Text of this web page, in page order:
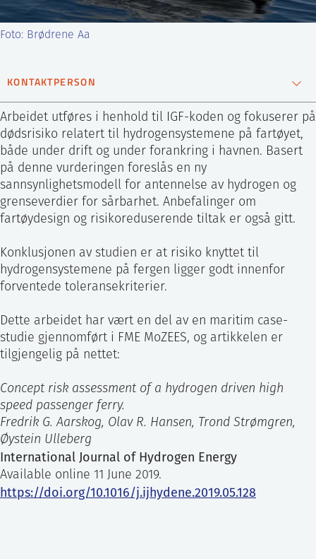
IFE
PRESSE ENGLISH
Foto: Brødrene Aa
KONTAKTPERSON
99586453
Send epost
Øystein Ulleberg
Forskningssjef
Arbeidet utføres i henhold til IGF-koden og fokuserer på
dødsrisiko relatert til hydrogensystemene på fartøyet,
både under drift og under forankring i havnen. Basert
på denne vurderingen foreslås en ny
sannsynlighetsmodell for antennelse av hydrogen og
grenseverdier for sårbarhet. Anbefalinger om
fartøydesign og risikoreduserende tiltak er også gitt.
Konklusjonen av studien er at risiko knyttet til
hydrogensystemene på fergen ligger godt innenfor
forventede toleransekriterier.
Dette arbeidet har vært en del av en maritim case-
studie gjennomført i FME MoZEES, og artikkelen er
tilgjengelig på nettet:
Concept risk assessment of a hydrogen driven high
speed passenger ferry.
Fredrik G. Aarskog, Olav R. Hansen, Trond Strømgren,
Øystein Ulleberg
International Journal of Hydrogen Energy
Available online 11 June 2019.
https://doi.org/10.1016/j.ijhydene.2019.05.128